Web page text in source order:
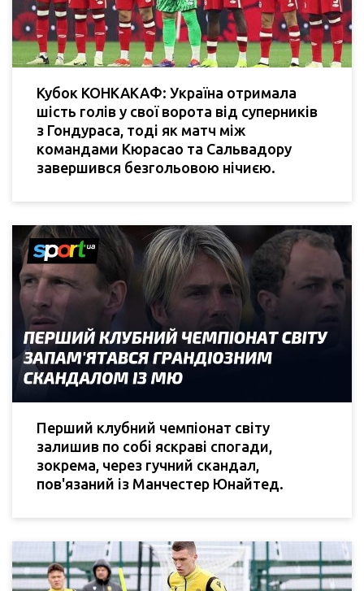
Кубок КОНКАКАФ: Україна отримала
шість голів у свої ворота від суперників
з Гондураса, тоді як матч між
командами Кюрасао та Сальвадору
завершився безгольовою нічиєю.
Перший клубний чемпіонат світу
залишив по собі яскраві спогади,
зокрема, через гучний скандал,
пов'язаний із Манчестер Юнайтед.